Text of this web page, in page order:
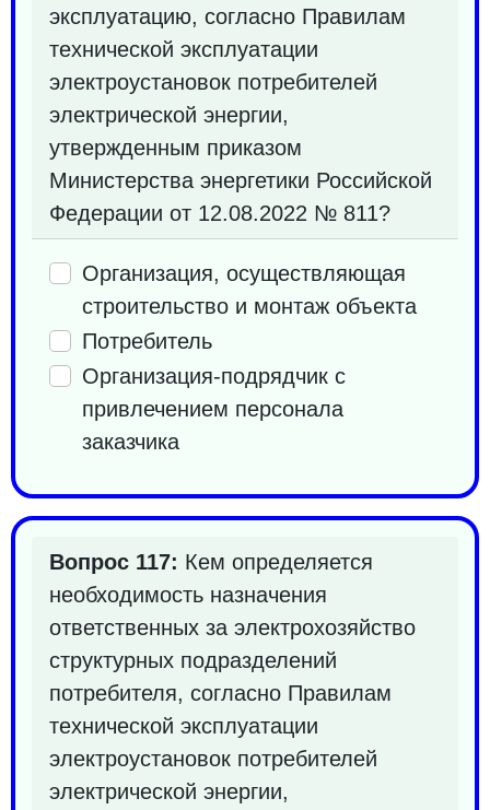
эксплуатацию, согласно Правилам
технической эксплуатации
электроустановок потребителей
электрической энергии,
утвержденным приказом
Министерства энергетики Российской
Федерации от 12.08.2022 № 811?
Организация, осуществляющая
строительство и монтаж объекта
Потребитель
Организация-подрядчик с
привлечением персонала
заказчика
Вопрос 117: Кем определяется
необходимость назначения
ответственных за электрохозяйство
структурных подразделений
потребителя, согласно Правилам
технической эксплуатации
электроустановок потребителей
электрической энергии,